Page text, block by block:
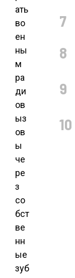
ать
во
ен
ны
м
ра
ди
ов
ыз
ов
ы
че
ре
з
со
бст
ве
нн
ые
зуб